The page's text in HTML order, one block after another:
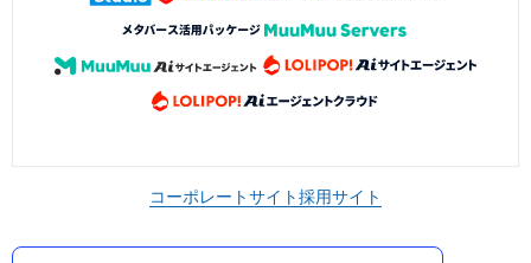
コーポレートサイト採用サイト